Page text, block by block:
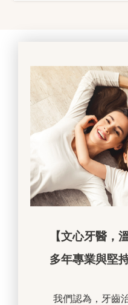
【文心牙醫，
多年專業與堅
我們認為，牙齒